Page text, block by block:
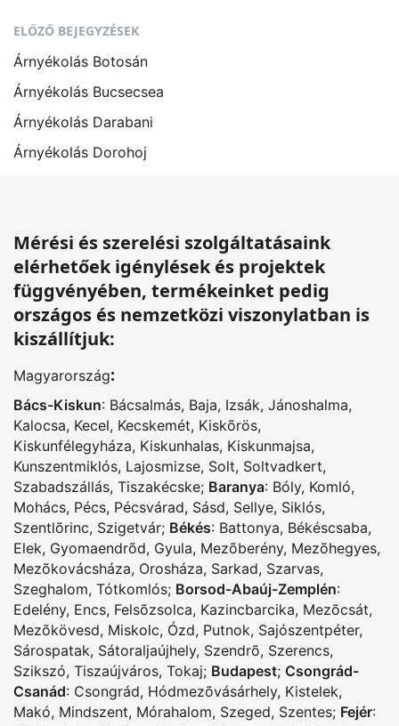
ELŐZŐ BEJEGYZÉSEK
Árnyékolás Botosán
Árnyékolás Bucsecsea
Árnyékolás Darabani
Árnyékolás Dorohoj
Mérési és szerelési szolgáltatásaink
elérhetőek igénylések és projektek
függvényében, termékeinket pedig
országos és nemzetközi viszonylatban is
kiszállítjuk:
Magyarország:
Bács-Kiskun: Bácsalmás, Baja, Izsák, Jánoshalma,
Kalocsa, Kecel, Kecskemét, Kiskõrös,
Kiskunfélegyháza, Kiskunhalas, Kiskunmajsa,
Kunszentmiklós, Lajosmizse, Solt, Soltvadkert,
Szabadszállás, Tiszakécske; Baranya: Bóly, Komló,
Mohács, Pécs, Pécsvárad, Sásd, Sellye, Siklós,
Szentlõrinc, Szigetvár; Békés: Battonya, Békéscsaba,
Elek, Gyomaendrõd, Gyula, Mezõberény, Mezõhegyes,
Mezõkovácsháza, Orosháza, Sarkad, Szarvas,
Szeghalom, Tótkomlós; Borsod-Abaúj-Zemplén:
Edelény, Encs, Felsõzsolca, Kazincbarcika, Mezõcsát,
Mezõkövesd, Miskolc, Ózd, Putnok, Sajószentpéter,
Sárospatak, Sátoraljaújhely, Szendrõ, Szerencs,
Szikszó, Tiszaújváros, Tokaj; Budapest; Csongrád-
Csanád: Csongrád, Hódmezõvásárhely, Kistelek,
Makó, Mindszent, Mórahalom, Szeged, Szentes; Fejér: